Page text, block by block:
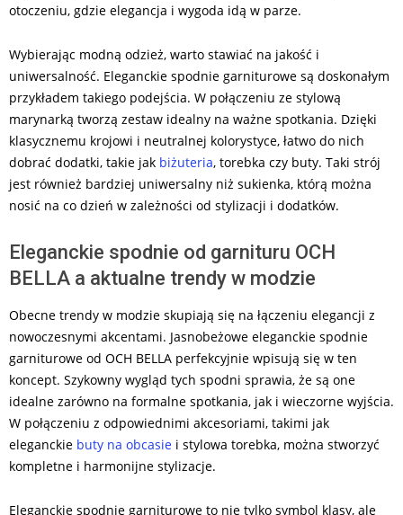
otoczeniu, gdzie elegancja i wygoda idą w parze.
Wybierając modną odzież, warto stawiać na jakość i
uniwersalność. Eleganckie spodnie garniturowe są doskonałym
przykładem takiego podejścia. W połączeniu ze stylową
marynarką tworzą zestaw idealny na ważne spotkania. Dzięki
klasycznemu krojowi i neutralnej kolorystyce, łatwo do nich
dobrać dodatki, takie jak biżuteria, torebka czy buty. Taki strój
jest również bardziej uniwersalny niż sukienka, którą można
nosić na co dzień w zależności od stylizacji i dodatków.
Eleganckie spodnie od garnituru OCH
BELLA a aktualne trendy w modzie
Obecne trendy w modzie skupiają się na łączeniu elegancji z
nowoczesnymi akcentami. Jasnobeżowe eleganckie spodnie
garniturowe od OCH BELLA perfekcyjnie wpisują się w ten
koncept. Szykowny wygląd tych spodni sprawia, że są one
idealne zarówno na formalne spotkania, jak i wieczorne wyjścia.
W połączeniu z odpowiednimi akcesoriami, takimi jak
eleganckie buty na obcasie i stylowa torebka, można stworzyć
kompletne i harmonijne stylizacje.
Eleganckie spodnie garniturowe to nie tylko symbol klasy, ale